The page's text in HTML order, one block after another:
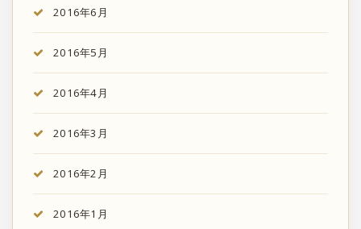
2016年6月
2016年5月
2016年4月
2016年3月
2016年2月
2016年1月